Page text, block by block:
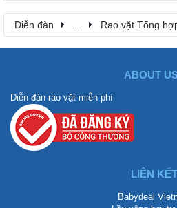
Diễn đàn Rao vặt Tổng
ABOUT
Diễn đàn rao vặt miễn phí
LIÊN KẾT
Babydeal